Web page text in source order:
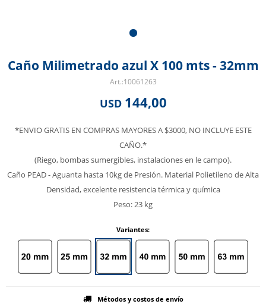
Caño Milimetrado azul X 100 mts - 32mm
10061263
USD 144,00
*ENVIO GRATIS EN COMPRAS MAYORES A $3000, NO INCLUYE ESTE
CAÑO.*
(Riego, bombas sumergibles, instalaciones en le campo).
Caño PEAD - Aguanta hasta 10kg de Presión. Material Polietileno de Alta
Densidad, excelente resistencia térmica y química
Peso: 23 kg
Variantes:
Métodos y costos de envío